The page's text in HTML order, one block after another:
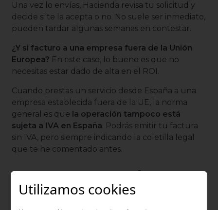
Una vez lo envías, Hacienda revisa tu solicitud y
decide si te la acepta o no. No suele ser inmediato,
pueden tardar algunas semanas en contestar.
¿Y si facturo a una empresa fuera de la Unión
Europea? En este caso, lo bueno es que no
necesitas estar dado de alta en el ROI.
Cuando prestas un servicio desde España a una
empresa establecida fuera de la UE, la norma
general es que la operación tampoco está
sujeta a IVA en España. Podrás emitir tu factura
sin IVA, pero siempre indicando la coletilla legal
que te he comentado antes.
APLICAR EL IVA EN
Utilizamos cookies